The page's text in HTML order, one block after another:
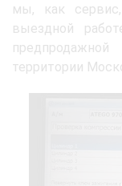
мы, как
выездной
территории